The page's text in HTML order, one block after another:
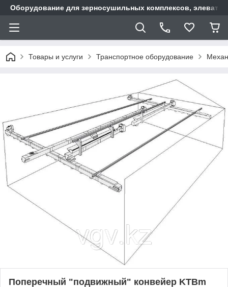
Оборудование для зерносушильных комплексов,
Товары и услуги Транспортное оборудование
Поперечный "подвижный" конвейер KTBm